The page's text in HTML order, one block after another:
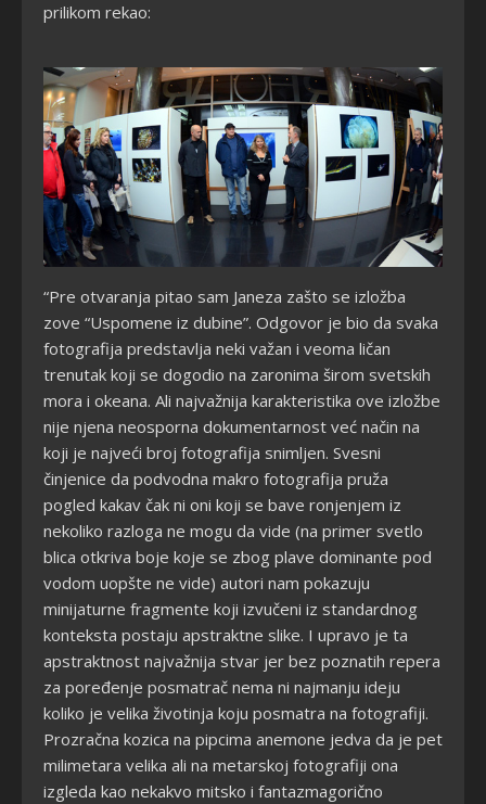
prilikom rekao:
“Pre otvaranja pitao sam Janeza zašto se izložba
zove “Uspomene iz dubine”. Odgovor je bio da svaka
fotografija predstavlja neki važan i veoma ličan
trenutak koji se dogodio na zaronima širom svetskih
mora i okeana. Ali najvažnija karakteristika ove izložbe
nije njena neosporna dokumentarnost već način na
koji je najveći broj fotografija snimljen. Svesni
činjenice da podvodna makro fotografija pruža
pogled kakav čak ni oni koji se bave ronjenjem iz
nekoliko razloga ne mogu da vide (na primer svetlo
blica otkriva boje koje se zbog plave dominante pod
vodom uopšte ne vide) autori nam pokazuju
minijaturne fragmente koji izvučeni iz standardnog
konteksta postaju apstraktne slike. I upravo je ta
apstraktnost najvažnija stvar jer bez poznatih repera
za poređenje posmatrač nema ni najmanju ideju
koliko je velika životinja koju posmatra na fotografiji.
Prozračna kozica na pipcima anemone jedva da je pet
milimetara velika ali na metarskoj fotografiji ona
izgleda kao nekakvo mitsko i fantazmagorično